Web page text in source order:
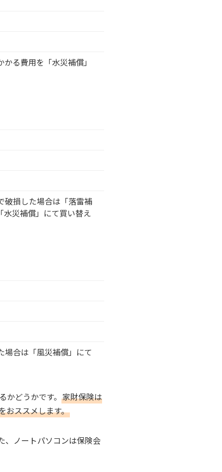
る費用を「水災補償」
破損した場合は「落雷補
災補償」にて買い替え
場合は「風災補償」にて
どうかです。 家財保険は
おススメします。
、ノートパソコンは保険会